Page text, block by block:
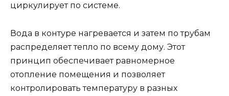
циркулирует по системе.
Вода в контуре нагревается и затем по трубам
распределяет тепло по всему дому. Этот
принцип обеспечивает равномерное
отопление помещения и позволяет
контролировать температуру в разных